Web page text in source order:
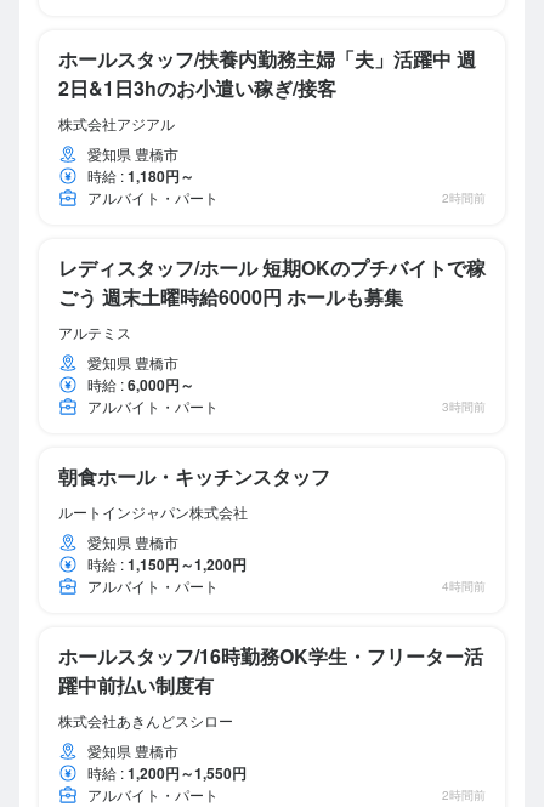
ホールスタッフ/扶養内勤務主婦「夫」活躍中 週
2日&1日3hのお小遣い稼ぎ/接客
株式会社アジアル
愛知県 豊橋市
時給 :1,180円～
アルバイト・パート 2時間前
レディスタッフ/ホール 短期OKのプチバイトで稼
ごう 週末土曜時給6000円 ホールも募集
アルテミス
愛知県 豊橋市
時給 :6,000円～
アルバイト・パート 3時間前
朝食ホール・キッチンスタッフ
ルートインジャパン株式会社
愛知県 豊橋市
時給 :1,150円～1,200円
アルバイト・パート 4時間前
ホールスタッフ/16時勤務OK学生・フリーター活
躍中前払い制度有
株式会社あきんどスシロー
愛知県 豊橋市
時給 :1,200円～1,550円
アルバイト・パート 2時間前